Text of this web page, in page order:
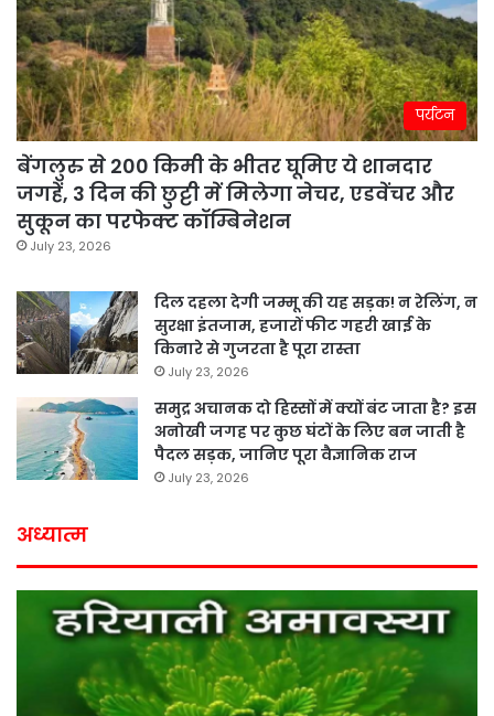
पर्यटन
बेंगलुरु से 200 किमी के भीतर घूमिए ये शानदार
जगहें, 3 दिन की छुट्टी में मिलेगा नेचर, एडवेंचर और
सुकून का परफेक्ट कॉम्बिनेशन
July 23, 2026
दिल दहला देगी जम्मू की यह सड़क! न रेलिंग, न
सुरक्षा इंतजाम, हजारों फीट गहरी खाई के
किनारे से गुजरता है पूरा रास्ता
July 23, 2026
समुद्र अचानक दो हिस्सों में क्यों बंट जाता है? इस
अनोखी जगह पर कुछ घंटों के लिए बन जाती है
पैदल सड़क, जानिए पूरा वैज्ञानिक राज
July 23, 2026
अध्यात्म